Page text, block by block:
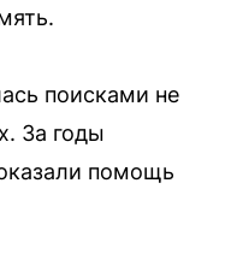
поисками не
За годы
помощь